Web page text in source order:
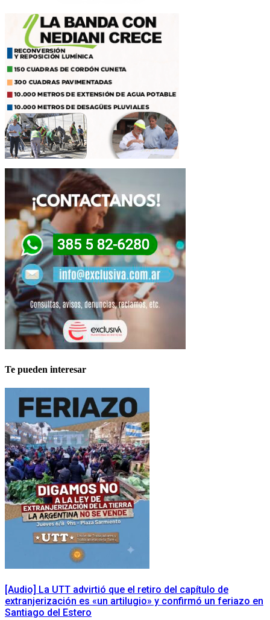
Te pueden interesar
[Audio] La UTT advirtió que el retiro del capítulo de
extranjerización es «un artilugio» y confirmó un feriazo en
Santiago del Estero